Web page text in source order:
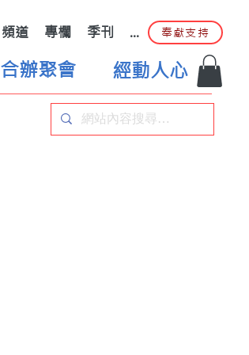
頻道 專欄 季刊 ... 奉獻支持
合辦聚會 經動人心